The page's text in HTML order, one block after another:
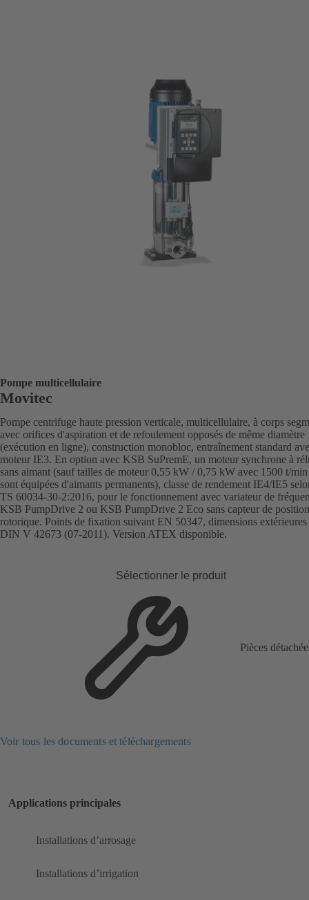
Pompe multicellulaire
Movitec
Pompe centrifuge haute pression verticale, multicellulaire, à corps
avec orifices d'aspiration et de refoulement opposés de même diamètre
(exécution en ligne), construction monobloc, entraînement standard
moteur IE3. En option avec KSB SuPremE, un moteur synchrone à
sans aimant (sauf tailles de moteur 0,55 kW / 0,75 kW avec 1500 t/
sont équipées d'aimants permanents), classe de rendement IE4/IE5
TS 60034-30-2:2016, pour le fonctionnement avec variateur de
KSB PumpDrive 2 ou KSB PumpDrive 2 Eco sans capteur de position
rotorique. Points de fixation suivant EN 50347, dimensions
DIN V 42673 (07-2011). Version ATEX disponible.
Sélectionner le produit
Pièces
Voir tous les documents et téléchargements
Applications principales
Installations d’arrosage
Installations d’irrigation